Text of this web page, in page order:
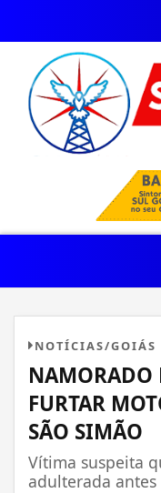
NOTÍCIAS/GOIÁS
NAMORADO
FURTAR
SÃO SIMÃO
Vítima suspeita
adulterada